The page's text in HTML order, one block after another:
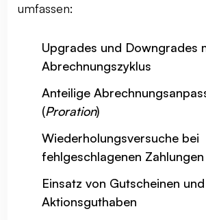
umfassen:
Upgrades und Downgrades
Abrechnungszyklus
Anteilige
(Proration)
Wiederholungsversuche bei
fehlgeschlagenen Zahlungen
Einsatz von Gutscheinen und
Aktionsguthaben